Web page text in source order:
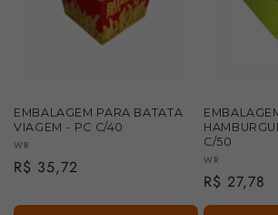
EMBALAGEM PARA BATATA
VIAGEM - PC C/40
Fornecedor:
WR
Preço
R$ 35,72
C/50
Fornecedor:
WR
Preço
normal
R$ 27,78